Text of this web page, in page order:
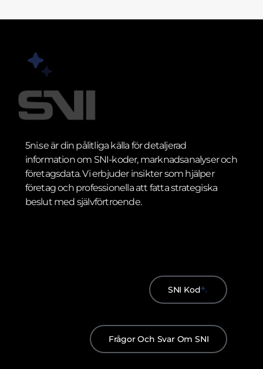
5ni.se är din pålitliga källa för detaljerad
information om SNI-koder, marknadsanalyser och
företagsdata. Vi erbjuder insikter som hjälper
företag och professionella att fatta strategiska
beslut med självförtroende.
SNI Kod
Frågor Och Svar Om SNI